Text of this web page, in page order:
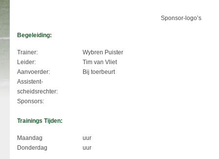
Sponsor-logo’s
Begeleiding:
Trainer:
Wybren Puister
Leider:
Tim van Vliet
Aanvoerder:
Bij toerbeurt
Assistent-
scheidsrechter:
Sponsors:
Trainings Tijden:
Maandag
uur
Donderdag
uur